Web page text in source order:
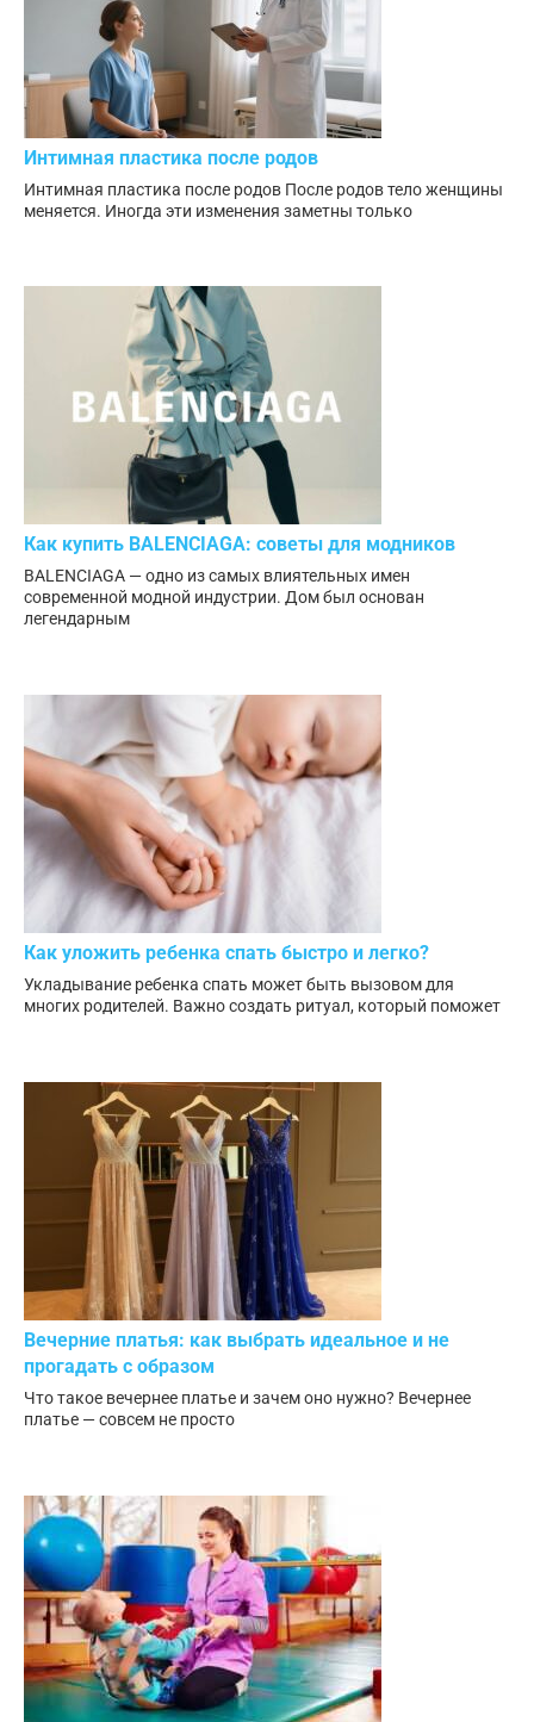
Интимная пластика после родов
Интимная пластика после родов После родов тело женщины
меняется. Иногда эти изменения заметны только
Как купить BALENCIAGA: советы для модников
BALENCIAGA — одно из самых влиятельных имен
современной модной индустрии. Дом был основан
легендарным
Как уложить ребенка спать быстро и легко?
Укладывание ребенка спать может быть вызовом для
многих родителей. Важно создать ритуал, который поможет
Вечерние платья: как выбрать идеальное и не
прогадать с образом
Что такое вечернее платье и зачем оно нужно? Вечернее
платье — совсем не просто